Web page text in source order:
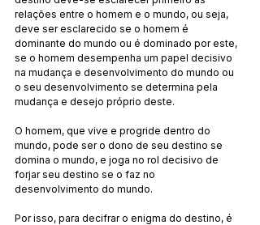
relações entre o homem e o mundo, ou seja,
deve ser esclarecido se o homem é
dominante do mundo ou é dominado por este,
se o homem desempenha um papel decisivo
na mudança e desenvolvimento do mundo ou
o seu desenvolvimento se determina pela
mudança e desejo próprio deste.
O homem, que vive e progride dentro do
mundo, pode ser o dono de seu destino se
domina o mundo, e joga no rol decisivo de
forjar seu destino se o faz no
desenvolvimento do mundo.
Por isso, para decifrar o enigma do destino, é